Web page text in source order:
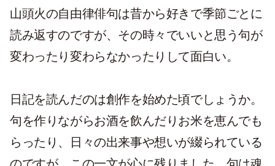
山頭火の自由律俳句は昔から好きで季節ごとに
読み返すのですが、その時々でいいと思う句が
変わったり変わらなかったりして面白い。
日記を読んだのは創作を始めた頃でしょうか。
句を作りながらお酒を飲んだりお米を恵んでも
らったり、日々の出来事や想いが綴られている